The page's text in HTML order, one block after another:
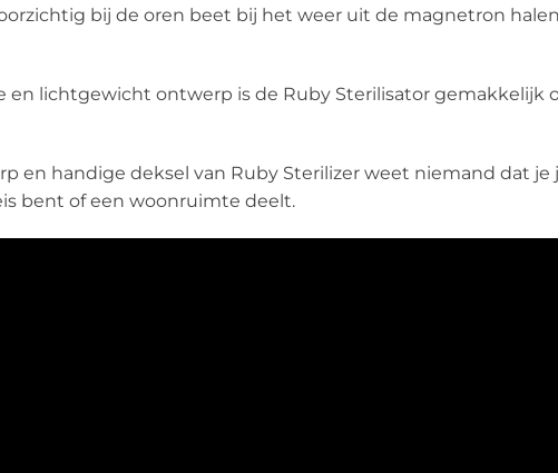
bij de oren beet bij het weer uit de magnetron
en lichtgewicht ontwerp is de Ruby Sterilisator gemakkelijk
en handige deksel van Ruby Sterilizer weet niemand dat
bent of een woonruimte deelt.